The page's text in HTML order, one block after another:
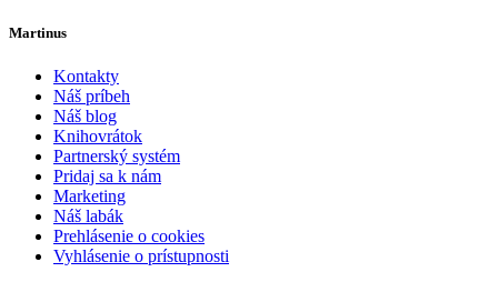
Martinus
Kontakty
Náš príbeh
Náš blog
Knihovrátok
Partnerský systém
Pridaj sa k nám
Marketing
Náš labák
Prehlásenie o cookies
Vyhlásenie o prístupnosti